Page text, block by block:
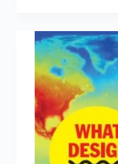
Partenariat
entre
L’bankalik
et
Mastercard